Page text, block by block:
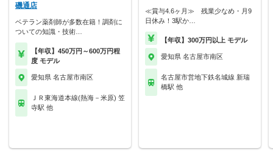
磯通店
ベテラン薬剤師が多数在籍！調剤に
ついての知識・技術…
【年収】450万円～600万円程
度 モデル
愛知県 名古屋市南区
ＪＲ東海道本線(熱海－米原) 笠
寺駅 他
≪賞与4.6ヶ月≫ 残業少なめ・月9
日休み！3駅か…
【年収】300万円以上 モデル
愛知県 名古屋市南区
名古屋市営地下鉄名城線 新瑞
橋駅 他